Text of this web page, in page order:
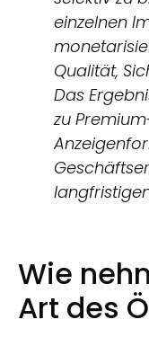
einzelnen
Qualität,
Das
zu
Wie
Art des